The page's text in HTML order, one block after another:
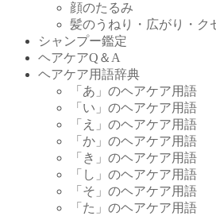
顔のたるみ
髪のうねり・広がり・ク
シャンプー鑑定
ヘアケアQ＆A
ヘアケア用語辞典
「あ」のヘアケア用語
「い」のヘアケア用語
「え」のヘアケア用語
「か」のヘアケア用語
「き」のヘアケア用語
「し」のヘアケア用語
「そ」のヘアケア用語
「た」のヘアケア用語